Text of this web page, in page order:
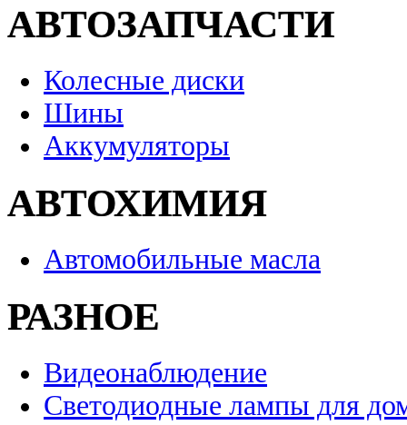
АВТОЗАПЧАСТИ
Колесные диски
Шины
Аккумуляторы
АВТОХИМИЯ
Автомобильные масла
РАЗНОЕ
Видеонаблюдение
Светодиодные лампы для